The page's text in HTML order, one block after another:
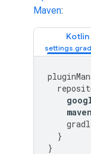
Maven:
Kotlin
}
}